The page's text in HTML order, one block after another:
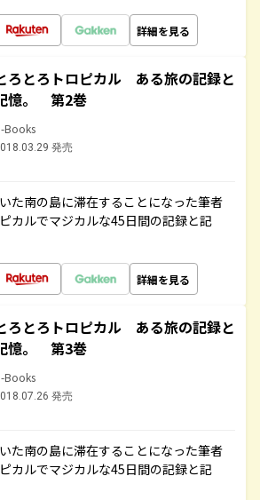
詳細を見る
ろとろトロピカル ある旅の記録と
憶。 第2巻
Books
発売
た南の島に滞在することになった筆者
カルでマジカルな45日間の記録と記
詳細を見る
ろとろトロピカル ある旅の記録と
憶。 第3巻
Books
発売
た南の島に滞在することになった筆者
カルでマジカルな45日間の記録と記